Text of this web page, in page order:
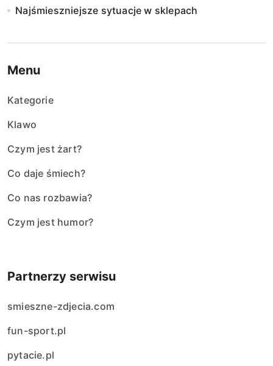
Najśmieszniejsze sytuacje w sklepach
Menu
Kategorie
Klawo
Czym jest żart?
Co daje śmiech?
Co nas rozbawia?
Czym jest humor?
Partnerzy serwisu
smieszne-zdjecia.com
fun-sport.pl
pytacie.pl